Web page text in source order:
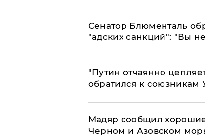
Сенатор Блюменталь
"адских санкций": "Вы
"Путин отчаянно
обратился к союзникам
Мадяр сообщил
Черном и Азовском